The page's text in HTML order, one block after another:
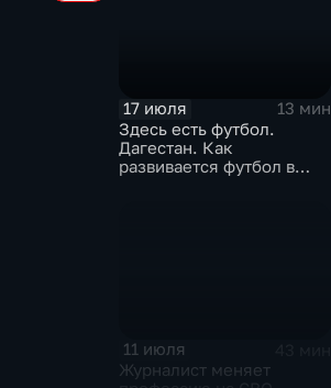
17 июля
13 мин
Здесь есть футбол.
Дагестан. Как
развивается футбол в
11 июля
Журналист меняет